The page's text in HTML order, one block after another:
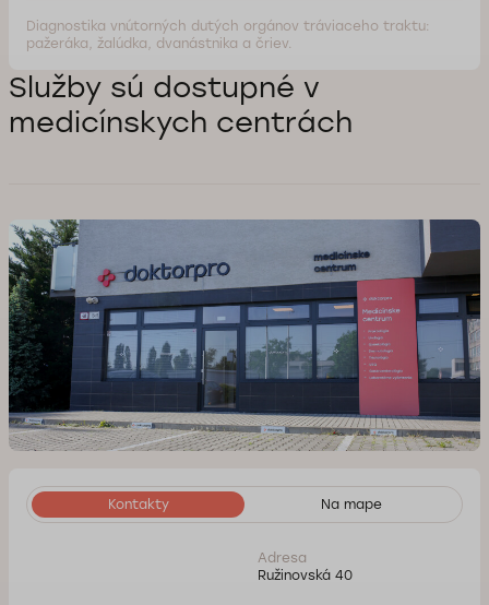
Diagnostika vnútorných dutých orgánov tráviaceho traktu:
pažeráka, žalúdka, dvanástnika a čriev.
Služby sú dostupné v
medicínskych centrách
Kontakty Na mape
Adresa
Ružinovská 40